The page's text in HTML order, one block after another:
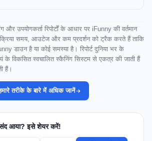
और उपयोगकर्ता रिपोर्टों के आधार पर iFunny की वर्तमान
समय, आउटेज और कम प्रदर्शन को ट्रैक करते हैं ताकि
डाउन है या कोई समस्या है। रिपोर्ट दुनिया भर के
के विकसित स्वचालित स्कैनिंग सिस्टम से एकत्र की जाती हैं
हैं।
तरीके के बारे में अधिक जानें
आया? इसे शेयर करें!